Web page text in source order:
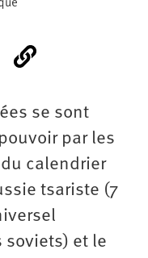
se sont
par les
calendrier
tsariste (7
soviets) et le